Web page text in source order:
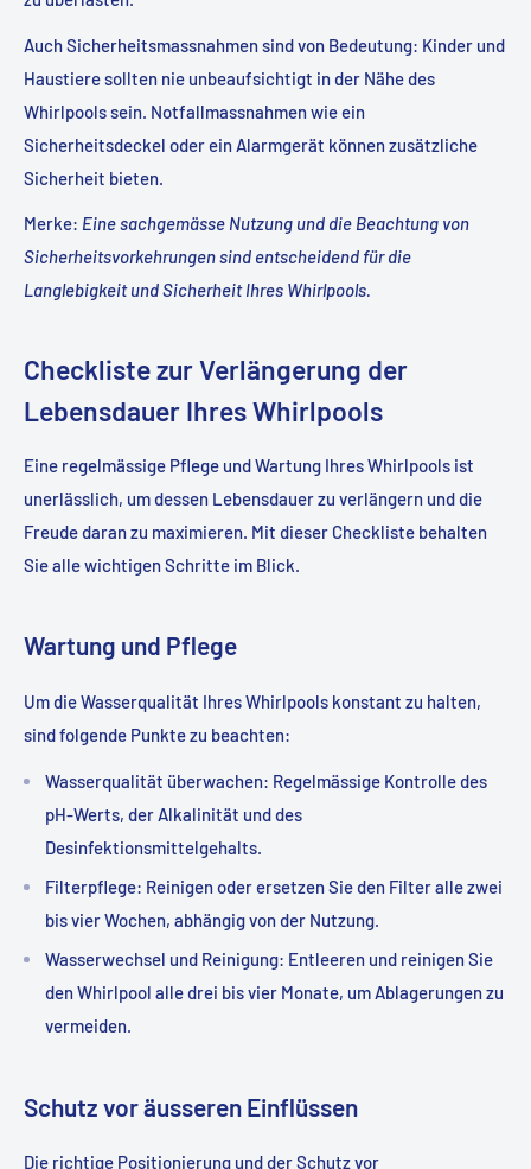
Auch Sicherheitsmassnahmen sind von Bedeutung: Kinder und
Haustiere sollten nie unbeaufsichtigt in der Nähe des
Whirlpools sein. Notfallmassnahmen wie ein
Sicherheitsdeckel oder ein Alarmgerät können zusätzliche
Sicherheit bieten.
Merke: Eine sachgemässe Nutzung und die Beachtung von
Sicherheitsvorkehrungen sind entscheidend für die
Langlebigkeit und Sicherheit Ihres Whirlpools.
Checkliste zur Verlängerung der
Lebensdauer Ihres Whirlpools
Eine regelmässige Pflege und Wartung Ihres Whirlpools ist
unerlässlich, um dessen Lebensdauer zu verlängern und die
Freude daran zu maximieren. Mit dieser Checkliste behalten
Sie alle wichtigen Schritte im Blick.
Wartung und Pflege
Um die Wasserqualität Ihres Whirlpools konstant zu halten,
sind folgende Punkte zu beachten:
Wasserqualität überwachen: Regelmässige Kontrolle des
pH-Werts, der Alkalinität und des
Desinfektionsmittelgehalts.
Filterpflege: Reinigen oder ersetzen Sie den Filter alle zwei
bis vier Wochen, abhängig von der Nutzung.
Wasserwechsel und Reinigung: Entleeren und reinigen Sie
den Whirlpool alle drei bis vier Monate, um Ablagerungen zu
vermeiden.
Schutz vor äusseren Einflüssen
Die richtige Positionierung und der Schutz vor